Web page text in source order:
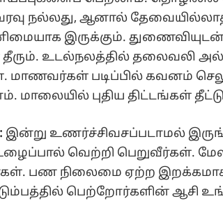
நல்லது, ஆனால்
இருக்கும். துணைவியுடன்
தீரும். உடல்நலத்தில் தலைவலி
மாணவர்கள் படிப்பில் கவனம்
மாலையில் புதிய திட்டங்கள்
இன்று உணர்ச்சிவசப்படாமல்
வெற்றி பெறுவீர்கள்.
பண நிலைமை ஏற்ற
பெற்றோர்களின் ஆசி